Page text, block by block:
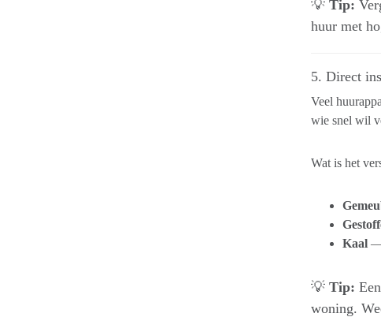
💡 Tip:
huur met
5. Direct
Veel
wie snel wil
Wat is het
Kaal—
💡 Tip:
woning.